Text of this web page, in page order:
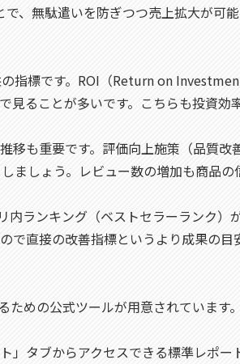
、無駄遣いを防ぎつつ売上拡大が可能
指標です。ROI（Return on
見ることが多いです。こちらも投資効
移も重要です。評価向上施策（品質改
ましょう。レビュー数の増加も商品の
ランキング（ベストセラーランク）
直接の改善指標というより成果の目
めの公式ツールが用意されています
」タブからアクセスできる標準レポー